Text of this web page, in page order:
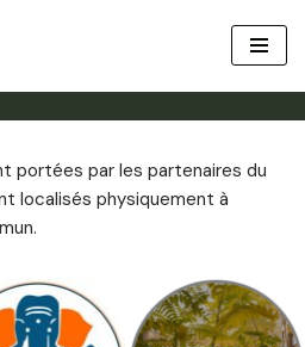
portées par les partenaires du
localisés physiquement à